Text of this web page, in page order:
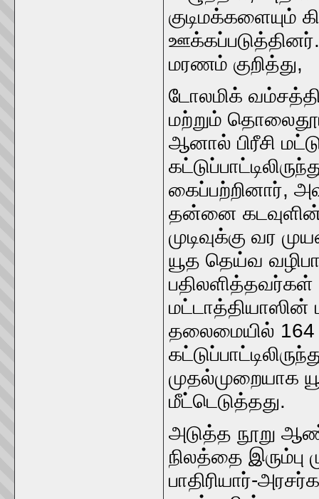
குடிமக்களையும்
மரணம் குறித்து,
டோலமிக்
மற்றும் தொலைதூர
ஆனால் பிரீசி
கைப்பற்றினார்,
தன்னை கடவுளின்
முடிவுக்கு வர
யூத தெய்வ
பதிலளித்தவர்கள்
தலைமையில் 164
முதல்முறையாக
மீட்டெடுத்தது.
அடுத்த நூறு
நிலத்தை
பாதிரியார்-